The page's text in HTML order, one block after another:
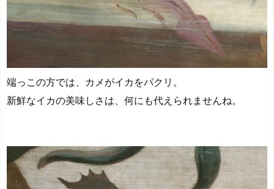
端っこの方では、カメがイカをパクリ。
新鮮なイカの美味しさは、何にも代えられませんね。